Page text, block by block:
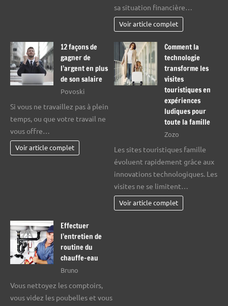
sa situation financière…
Voir article complet
12 façons de
gagner de
l’argent en plus
de son salaire
Povoski
Si vous ne travaillez pas à plein
temps, ou que votre travail ne
vous offre…
Voir article complet
Comment la
technologie
transforme les
visites
touristiques en
expériences
ludiques pour
toute la famille
Zozo
Les sites touristiques famille
évoluent rapidement grâce aux
innovations technologiques. Les
visites ne se limitent…
Voir article complet
Effectuer
l’entretien de
routine du
chauffe-eau
Bruno
Vous nettoyez les comptoirs,
vous videz les poubelles et vous